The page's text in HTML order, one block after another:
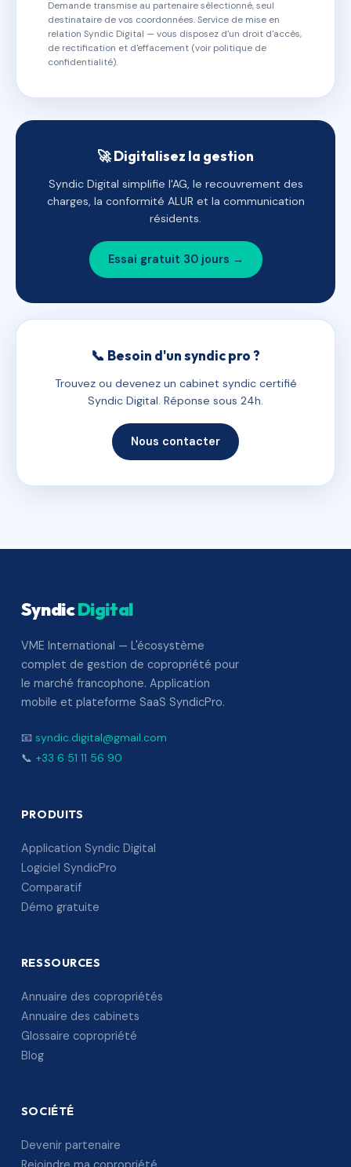
Demande transmise au partenaire sélectionné, seul
destinataire de vos coordonnées. Service de mise en
relation Syndic Digital — vous disposez d'un droit d'accès,
de rectification et d'effacement (voir politique de
confidentialité).
🚀 Digitalisez la gestion
Syndic Digital simplifie l'AG, le recouvrement des
charges, la conformité ALUR et la communication
résidents.
Essai gratuit 30 jours →
📞 Besoin d'un syndic pro ?
Trouvez ou devenez un cabinet syndic certifié
Syndic Digital. Réponse sous 24h.
Nous contacter
SyndicDigital
VME International — L'écosystème
complet de gestion de copropriété pour
le marché francophone. Application
mobile et plateforme SaaS SyndicPro.
📧 syndic.digital@gmail.com
📞 +33 6 51 11 56 90
PRODUITS
Application Syndic Digital
Logiciel SyndicPro
Comparatif
Démo gratuite
RESSOURCES
Annuaire des copropriétés
Annuaire des cabinets
Glossaire copropriété
Blog
SOCIÉTÉ
Devenir partenaire